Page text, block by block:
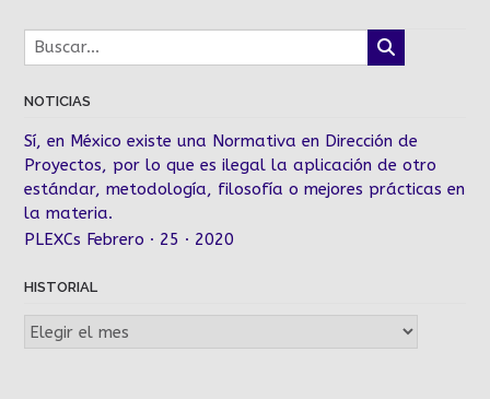
NOTICIAS
Sí, en México existe una Normativa en Dirección de
Proyectos, por lo que es ilegal la aplicación de otro
estándar, metodología, filosofía o mejores prácticas en
la materia.
PLEXCs Febrero · 25 · 2020
HISTORIAL
Historial